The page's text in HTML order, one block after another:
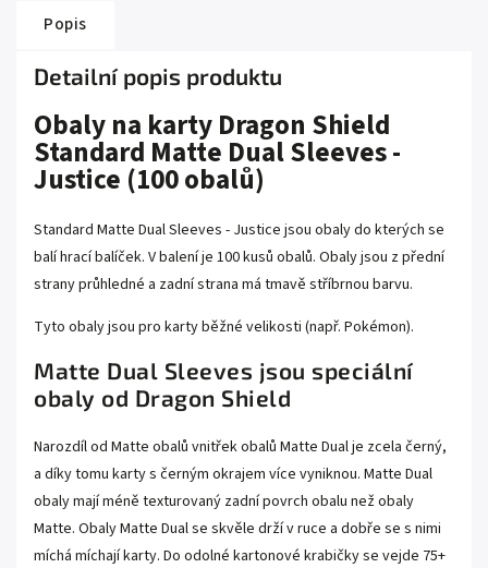
Popis
Detailní popis produktu
Obaly na karty Dragon Shield
Standard Matte Dual Sleeves -
Justice (100 obalů)
Standard Matte Dual Sleeves - Justice jsou obaly do kterých se
balí hrací balíček. V balení je 100 kusů obalů. Obaly jsou z přední
strany průhledné a zadní strana má tmavě stříbrnou barvu.
Tyto obaly jsou pro karty běžné velikosti (např. Pokémon).
Matte Dual Sleeves jsou speciální
obaly od Dragon Shield
Narozdíl od Matte obalů vnitřek obalů Matte Dual je zcela černý,
a díky tomu karty s černým okrajem více vyniknou. Matte Dual
obaly mají méně texturovaný zadní povrch obalu než obaly
Matte. Obaly Matte Dual se skvěle drží v ruce a dobře se s nimi
míchá míchají karty. Do odolné kartonové krabičky se vejde 75+